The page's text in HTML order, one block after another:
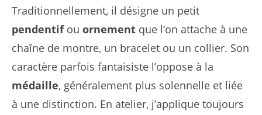
Traditionnellement, il désigne un petit
pendentifou ornement que l’on attache à une
chaîne de montre, un bracelet ou un collier. Son
caractère parfois fantaisiste l’oppose à la
médaille, généralement plus solennelle et liée
à une distinction. En atelier, j’applique toujours